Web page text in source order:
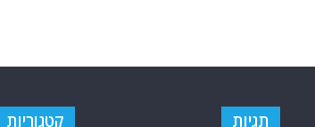
תגיות קטגוריות